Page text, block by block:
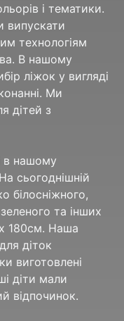
і тематики.
випускати
технологіям
В нашому
ліжок у вигляді
Ми
дітей з
в нашому
сьогоднішній
білосніжного,
та інших
180см. Наша
діток
виготовлені
діти мали
відпочинок.